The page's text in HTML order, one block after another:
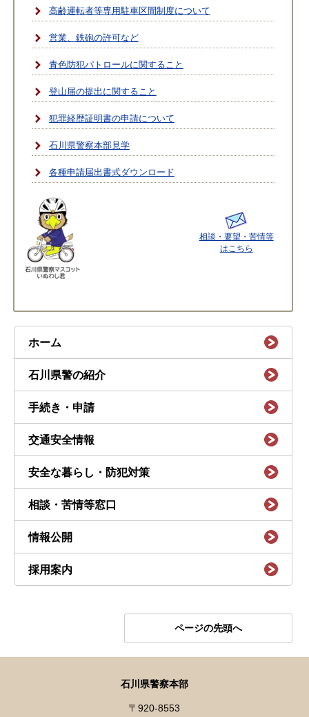
高齢運転者等専用駐車区間制度について
営業、鉄砲の許可など
青色防犯パトロールに関すること
登山届の提出に関すること
犯罪経歴証明書の申請について
石川県警察本部見学
各種申請届出書式ダウンロード
相談・要望・苦情等
はこちら
ホーム
石川県警の紹介
手続き・申請
交通安全情報
安全な暮らし・防犯対策
相談・苦情等窓口
情報公開
採用案内
ページの先頭へ
石川県警察本部
〒920-8553